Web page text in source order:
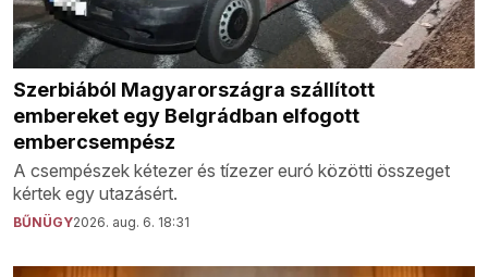
Szerbiából Magyarországra szállított
embereket egy Belgrádban elfogott
embercsempész
A csempészek kétezer és tízezer euró közötti összeget
kértek egy utazásért.
BŰNÜGY2026. aug. 6. 18:31